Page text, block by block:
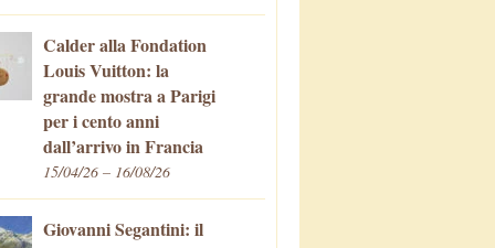
Calder alla Fondation
Louis Vuitton: la
grande mostra a Parigi
per i cento anni
dall’arrivo in Francia
15/04/26 – 16/08/26
Giovanni Segantini: il